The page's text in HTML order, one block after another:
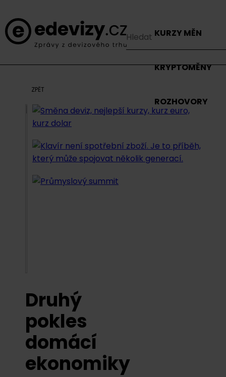
KURZY MĚN
KRYPTOMĚNY
ROZHOVORY
ZPĚT
Druhý
pokles
domácí
ekonomiky